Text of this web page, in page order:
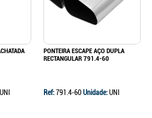
UNI
PONTEIRA ESCAPE AÇO DUPLA
RECTANGULAR 791.4-60
Ref:791.4-60Unidade:UNI